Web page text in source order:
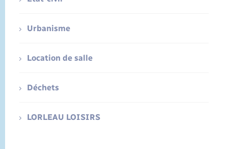
Urbanisme
Location de salle
Déchets
LORLEAU LOISIRS